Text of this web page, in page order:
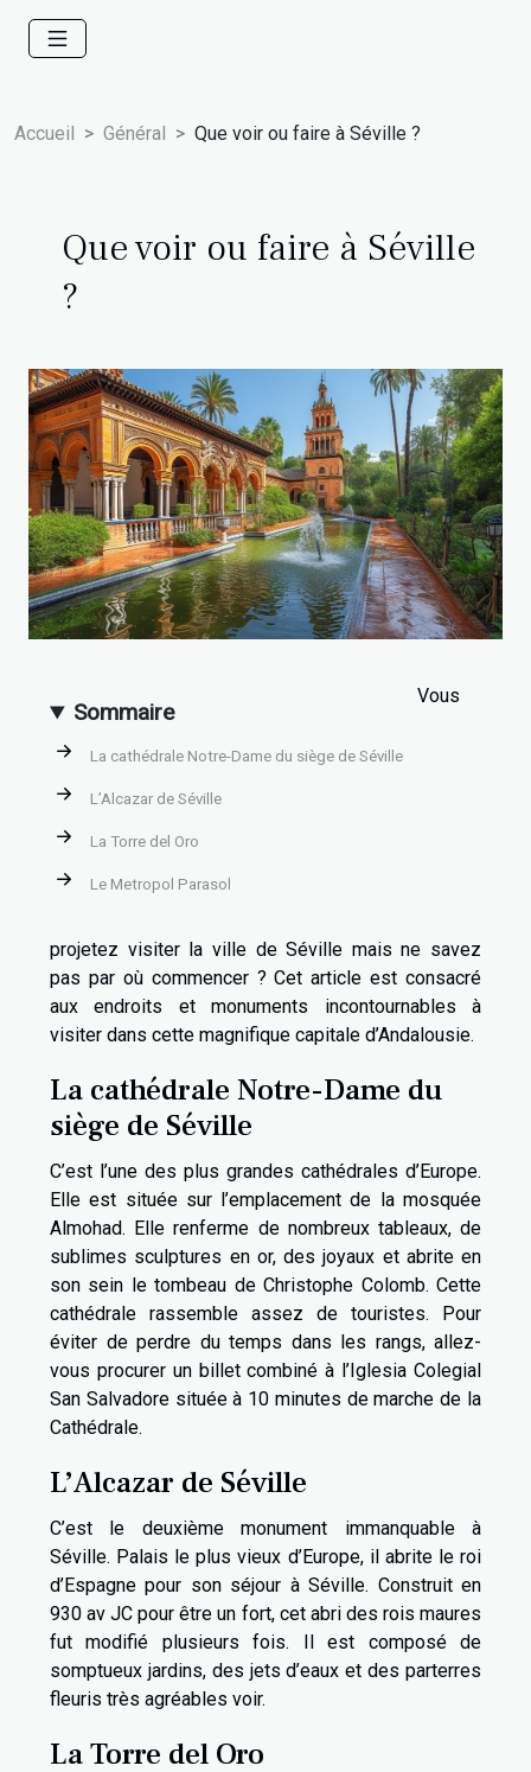
Accueil Général Que voir ou faire à Séville ?
Que voir ou faire à Séville
?
Sommaire
La cathédrale Notre-Dame du siège de Séville
L’Alcazar de Séville
La Torre del Oro
Le Metropol Parasol
Vous
projetez visiter la ville de Séville mais ne savez
pas par où commencer ? Cet article est consacré
aux endroits et monuments incontournables à
visiter dans cette magnifique capitale d’Andalousie.
La cathédrale Notre-Dame du
siège de Séville
C’est l’une des plus grandes cathédrales d’Europe.
Elle est située sur l’emplacement de la mosquée
Almohad. Elle renferme de nombreux tableaux, de
sublimes sculptures en or, des joyaux et abrite en
son sein le tombeau de Christophe Colomb. Cette
cathédrale rassemble assez de touristes. Pour
éviter de perdre du temps dans les rangs, allez-
vous procurer un billet combiné à l’Iglesia Colegial
San Salvadore située à 10 minutes de marche de la
Cathédrale.
L’Alcazar de Séville
C’est le deuxième monument immanquable à
Séville. Palais le plus vieux d’Europe, il abrite le roi
d’Espagne pour son séjour à Séville. Construit en
930 av JC pour être un fort, cet abri des rois maures
fut modifié plusieurs fois. Il est composé de
somptueux jardins, des jets d’eaux et des parterres
fleuris très agréables voir.
La Torre del Oro